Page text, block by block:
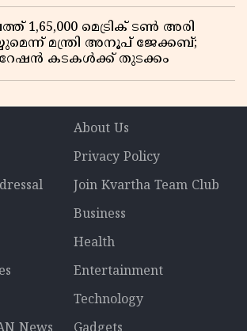
മെട്രിക് ടൺ അരി
മന്ത്രി അനൂപ് ജേക്കബ്;
കടകൾക്ക് തുടക്കം
About Us
Privacy Policy
Join Kvartha Team Club
Business
Health
Entertainment
Technology